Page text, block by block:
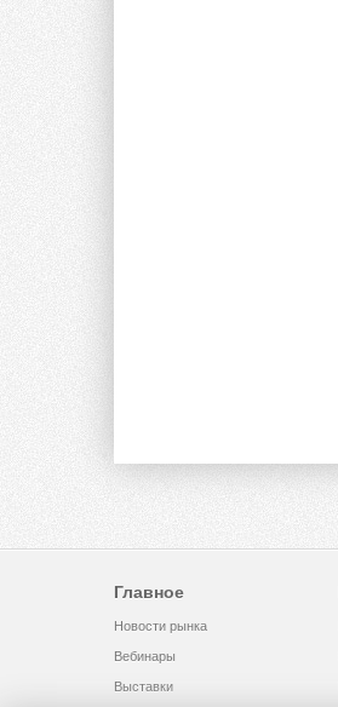
Главное
Новости рынка
Вебинары
Выставки